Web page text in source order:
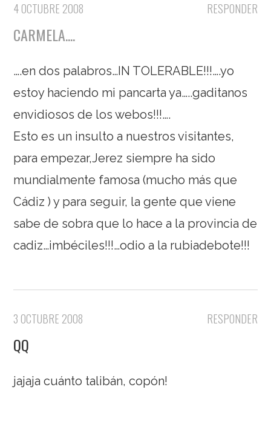
RESPONDER
4 OCTUBRE 2008
CARMELA....
….en dos palabros…IN TOLERABLE!!!….yo
estoy haciendo mi pancarta ya…..gaditanos
envidiosos de los webos!!!….
Esto es un insulto a nuestros visitantes,
para empezar,Jerez siempre ha sido
mundialmente famosa (mucho más que
Cádiz ) y para seguir, la gente que viene
sabe de sobra que lo hace a la provincia de
cadiz…imbéciles!!!…odio a la rubiadebote!!!
RESPONDER
3 OCTUBRE 2008
QQ
jajaja cuánto talibán, copón!